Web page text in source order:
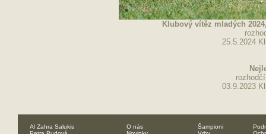
Klubový vítěz mladých
25.5.2024
03.9.2023
Al Zahra Salukis O nás Šampioni